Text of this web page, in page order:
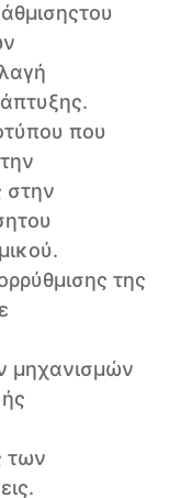
που
στην
της
μηχανισμών
των